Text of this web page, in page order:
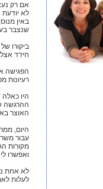
אם רק
לא יודעת
באין
שנצבר
ביקורו
חידד
רעיונות
היו
ההרגשה
האוצר
עבור
מקורות
ואפשרו
לא אחת
לעלות